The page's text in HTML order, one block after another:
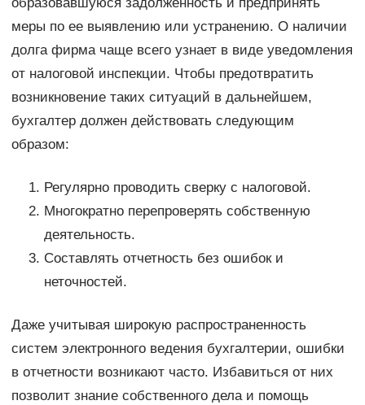
образовавшуюся задолженность и предпринять
меры по ее выявлению или устранению. О наличии
долга фирма чаще всего узнает в виде уведомления
от налоговой инспекции. Чтобы предотвратить
возникновение таких ситуаций в дальнейшем,
бухгалтер должен действовать следующим
образом:
Регулярно проводить сверку с налоговой.
Многократно перепроверять собственную
деятельность.
Составлять отчетность без ошибок и
неточностей.
Даже учитывая широкую распространенность
систем электронного ведения бухгалтерии, ошибки
в отчетности возникают часто. Избавиться от них
позволит знание собственного дела и помощь